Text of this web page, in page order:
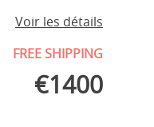
Voir les détails
FREE SHIPPING
€1400